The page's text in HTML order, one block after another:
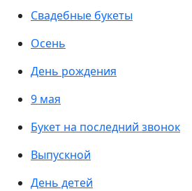
Свадебные букеты
Осень
День рождения
9 мая
Букет на последний звонок
Выпускной
День детей